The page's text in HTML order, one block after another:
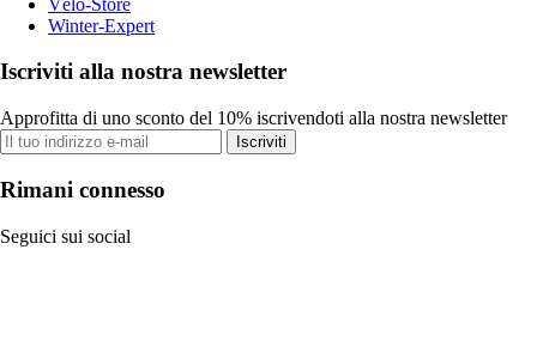
Winter-Expert
Iscriviti alla nostra newsletter
Approfitta di uno sconto del 10% iscrivendoti alla nostra newsletter
Iscriviti
Rimani connesso
Seguici sui social